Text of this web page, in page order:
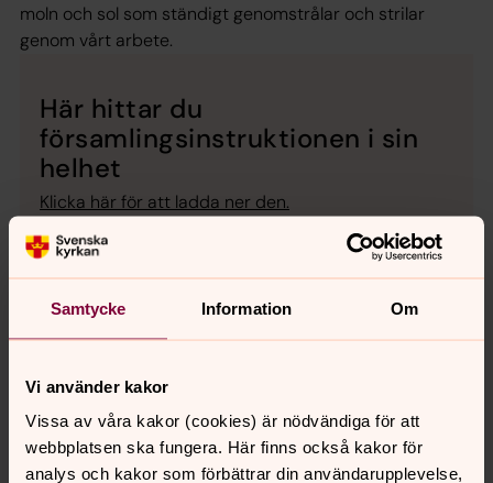
Samtycke Information Om
Vi använder kakor
Vissa av våra kakor (cookies) är nödvändiga för att
webbplatsen ska fungera. Här finns också kakor för
analys och kakor som förbättrar din användarupplevelse,
moln och sol som ständigt genomstrålar och strilar
genom vårt arbete.
Här hittar du
församlingsinstruktionen i sin
helhet
Klicka här för att ladda ner den.
Du behövs i vår församling
I Svenska kyrkan kan man vara medarbetare på många
världen.
Barn och familj
Välkommen till våra grupper för barn och familj i